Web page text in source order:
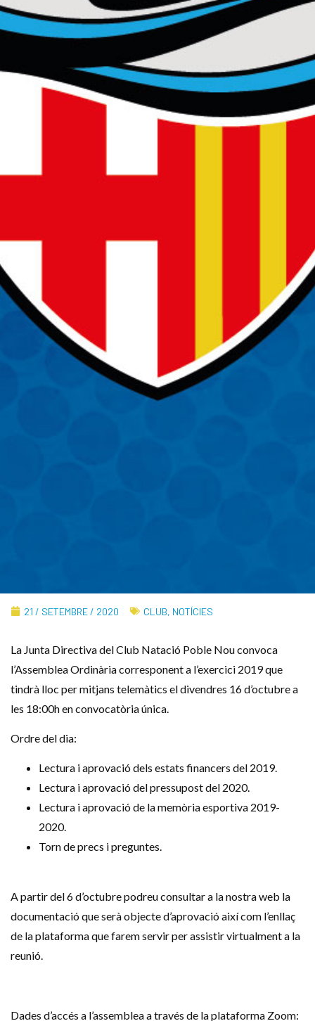
21 / SETEMBRE / 2020 CLUB, NOTÍCIES
La Junta Directiva del Club Natació Poble Nou convoca
l’Assemblea Ordinària corresponent a l’exercici 2019 que
tindrà lloc per mitjans telemàtics el divendres 16 d’octubre a
les 18:00h en convocatòria única.
Ordre del dia:
Lectura i aprovació dels estats financers del 2019.
Lectura i aprovació del pressupost del 2020.
Lectura i aprovació de la memòria esportiva 2019-
2020.
Torn de precs i preguntes.
A partir del 6 d’octubre podreu consultar a la nostra web la
documentació que serà objecte d’aprovació així com l’enllaç
de la plataforma que farem servir per assistir virtualment a la
reunió.
Dades d’accés a l’assemblea a través de la plataforma Zoom: